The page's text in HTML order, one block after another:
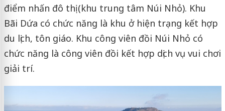
điểm nhấn đô thị (khu trung tâm Núi Nhỏ). Khu
Bãi Dứa có chức năng là khu ở hiện trạng kết hợp
du lịch, tôn giáo. Khu công viên đồi Núi Nhỏ có
chức năng là công viên đồi kết hợp dịch vụ vui chơi
giải trí.